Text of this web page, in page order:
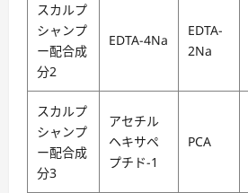
スカルプ
シャンプ
ー配合成
分2
EDTA-4Na
EDTA-
2Na
スカルプ
シャンプ
ー配合成
分3
アセチル
ヘキサペ
プチド-1
PCA